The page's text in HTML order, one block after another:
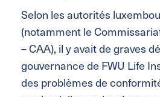
Selon les autorités
(notamment le
– CAA), il y avait de graves
gouvernance de FWU Life
des problèmes de